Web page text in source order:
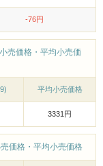
-76円
売価格・平均小売価
平均小売価格
3331円
価格・平均小売価格